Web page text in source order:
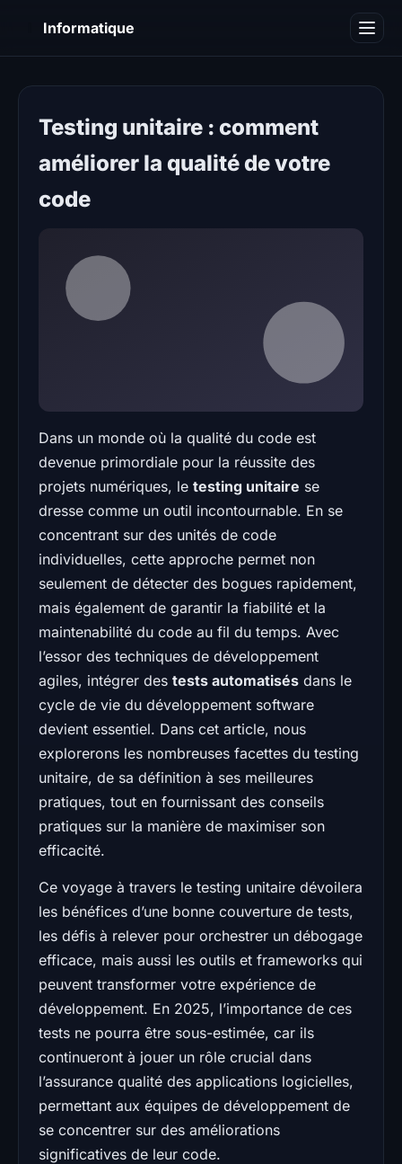
Informatique
Testing unitaire : comment
améliorer la qualité de votre
code
Dans un monde où la qualité du code est
devenue primordiale pour la réussite des
projets numériques, le testing unitaire se
dresse comme un outil incontournable. En se
concentrant sur des unités de code
individuelles, cette approche permet non
seulement de détecter des bogues rapidement,
mais également de garantir la fiabilité et la
maintenabilité du code au fil du temps. Avec
l’essor des techniques de développement
agiles, intégrer des tests automatisés dans le
cycle de vie du développement software
devient essentiel. Dans cet article, nous
explorerons les nombreuses facettes du testing
unitaire, de sa définition à ses meilleures
pratiques, tout en fournissant des conseils
pratiques sur la manière de maximiser son
efficacité.
Ce voyage à travers le testing unitaire dévoilera
les bénéfices d’une bonne couverture de tests,
les défis à relever pour orchestrer un débogage
efficace, mais aussi les outils et frameworks qui
peuvent transformer votre expérience de
développement. En 2025, l’importance de ces
tests ne pourra être sous-estimée, car ils
continueront à jouer un rôle crucial dans
l’assurance qualité des applications logicielles,
permettant aux équipes de développement de
se concentrer sur des améliorations
significatives de leur code.